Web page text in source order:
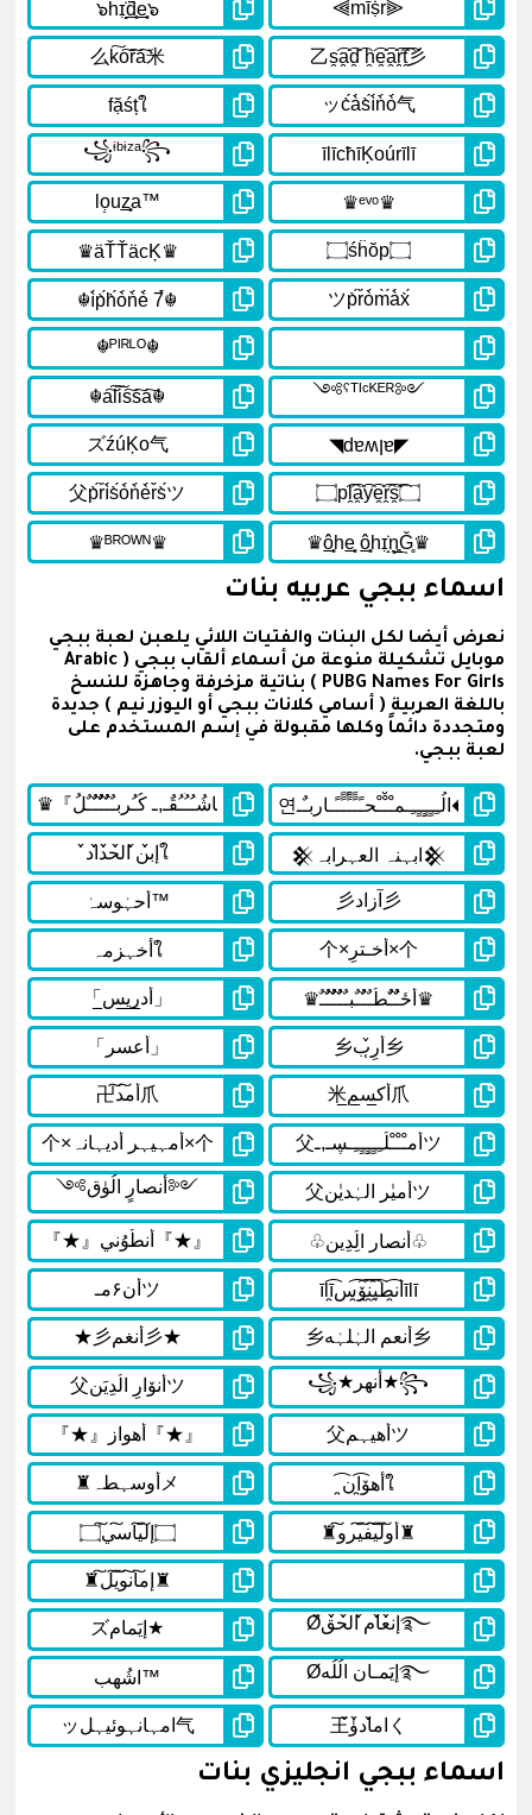
اسماء ببجي عربيه بنات
نعرض أيضا لكل البنات والفتيات اللائي يلعبن لعبة ببجي
موبايل تشكيلة منوعة من أسماء ألقاب ببجي ( Arabic
PUBG Names For Girls ) بناتية مزخرفة وجاهزة للنسخ
باللغة العربية ( أسامي كلانات ببجي أو اليوزر نيم ) جديدة
ومتجددة دائماً وكلها مقبولة في إسم المستخدم على
لعبة ببجي.
اسماء ببجي انجليزي بنات